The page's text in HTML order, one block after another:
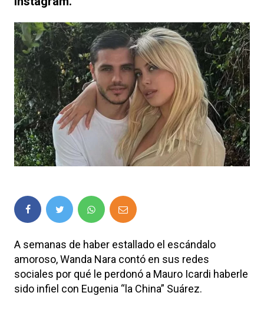
A semanas de haber estallado el escándalo
amoroso, Wanda Nara contó en sus redes
sociales por qué le perdonó a Mauro Icardi haberle
sido infiel con Eugenia “la China” Suárez.